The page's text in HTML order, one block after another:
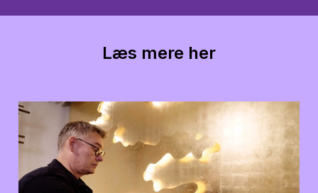
Læs mere her